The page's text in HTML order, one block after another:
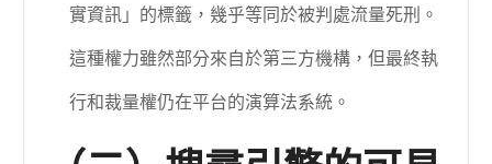
實資訊」的標籤，幾乎等同於被判處流量死刑。
這種權力雖然部分來自於第三方機構，但最終執
行和裁量權仍在平台的演算法系統。